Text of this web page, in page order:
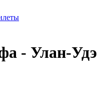
- Улан-Удэ